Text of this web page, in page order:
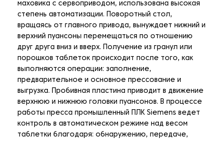
маховика с сервоприводом, использована высокая
степень автоматизации. Поворотный стол,
вращаясь от главного привода, вынуждает нижний и
верхний пуансоны перемещаться по отношению
друг друга вниз и вверх. Получение из гранул или
порошков таблеток происходит после того, как
выполняются операции: заполнение,
предварительное и основное прессование и
выгрузка. Пробивная пластина приводит в движение
верхнюю и нижнюю головки пуансонов. В процессе
работы пресса промышленный ПЛК Siemens ведет
контроль в автоматическом режиме над весом
таблетки благодаря: обнаружению, передаче,